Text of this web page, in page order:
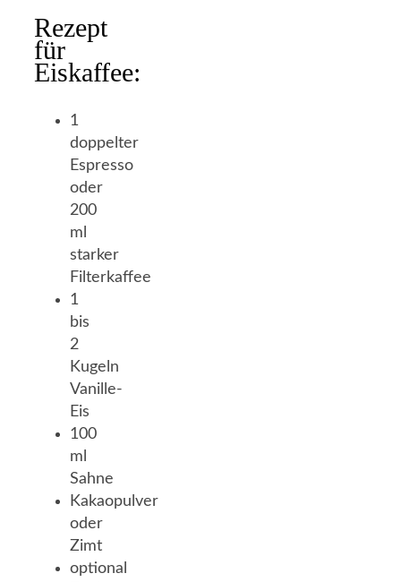
Rezept
für
Eiskaffee:
1
doppelter
Espresso
oder
200
ml
starker
Filterkaffee
1
bis
2
Kugeln
Vanille-
Eis
100
ml
Sahne
Kakaopulver
oder
Zimt
optional